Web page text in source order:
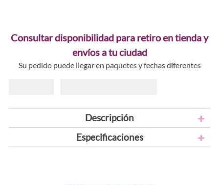
Consultar disponibilidad para retiro en tienda y
envíos a tu ciudad
Su pedido puede llegar en paquetes y fechas diferentes
Descripción
Especificaciones